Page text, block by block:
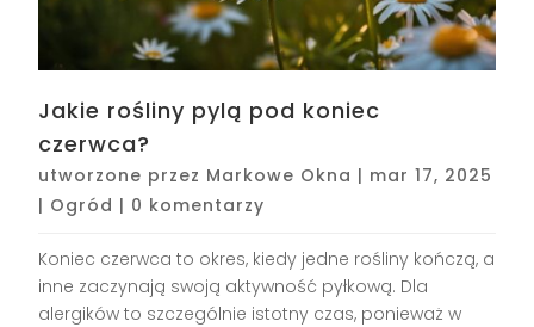
Jakie rośliny pylą pod koniec
czerwca?
utworzone przez Markowe Okna | mar 17, 2025
| Ogród | 0 komentarzy
Koniec czerwca to okres, kiedy jedne rośliny kończą, a
inne zaczynają swoją aktywność pyłkową. Dla
alergików to szczególnie istotny czas, ponieważ w